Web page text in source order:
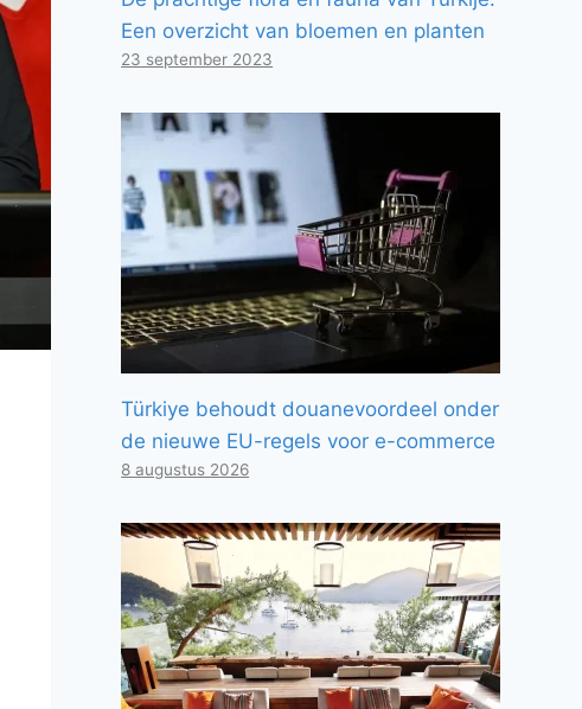
Een overzicht van bloemen en planten
23 september 2023
Türkiye behoudt douanevoordeel onder
de nieuwe EU-regels voor e-commerce
8 augustus 2026